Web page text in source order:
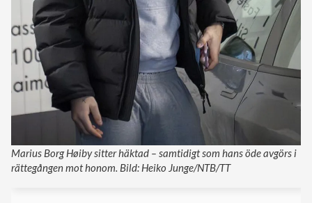
Marius Borg Høiby sitter häktad – samtidigt som hans öde avgörs i
rättegången mot honom. Bild: Heiko Junge/NTB/TT